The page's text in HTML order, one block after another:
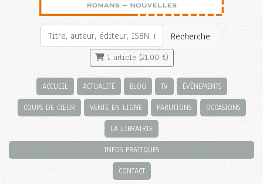
Recherche
1 article (21,00 €)
ACCUEIL ACTUALITÉ BLOG TV ÉVÈNEMENTS
COUPS DE CŒUR VENTE EN LIGNE PARUTIONS OCCASIONS
LA LIBRAIRIE
INFOS PRATIQUES
CONTACT